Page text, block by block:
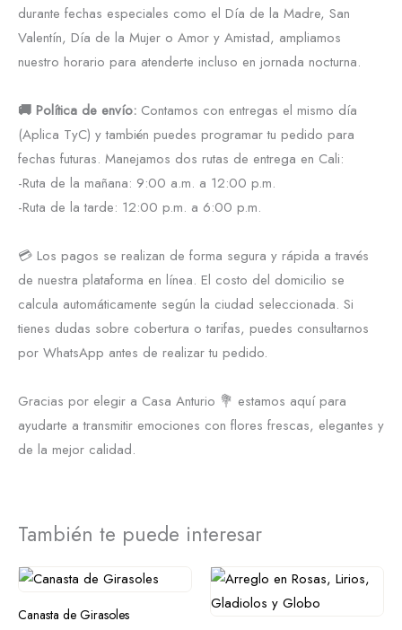
durante fechas especiales como el Día de la Madre, San
Valentín, Día de la Mujer o Amor y Amistad, ampliamos
nuestro horario para atenderte incluso en jornada nocturna.
🚚 Política de envío: Contamos con entregas el mismo día
(Aplica TyC) y también puedes programar tu pedido para
fechas futuras. Manejamos dos rutas de entrega en Cali:
-Ruta de la mañana: 9:00 a.m. a 12:00 p.m.
-Ruta de la tarde: 12:00 p.m. a 6:00 p.m.
💳 Los pagos se realizan de forma segura y rápida a través
de nuestra plataforma en línea. El costo del domicilio se
calcula automáticamente según la ciudad seleccionada. Si
tienes dudas sobre cobertura o tarifas, puedes consultarnos
por WhatsApp antes de realizar tu pedido.
Gracias por elegir a Casa Anturio 💐 estamos aquí para
ayudarte a transmitir emociones con flores frescas, elegantes y
de la mejor calidad.
También te puede interesar
Canasta de Girasoles